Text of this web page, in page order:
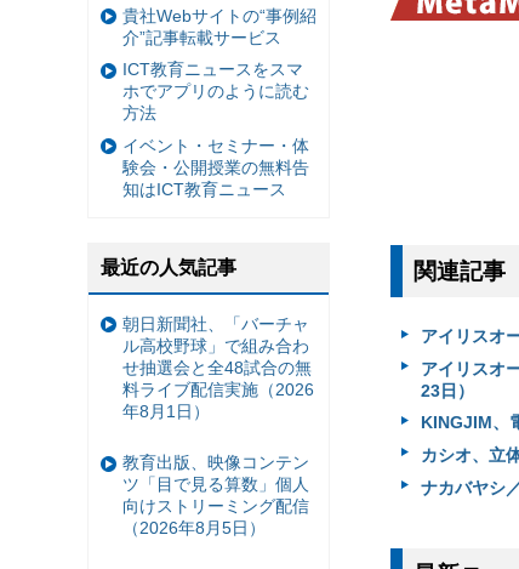
関連記事
アイリスオ
アイリスオ
23日）
KINGJIM、
カシオ、立
ナカバヤシ
貴社Webサイトの“事例紹
介”記事転載サービス
ICT教育ニュースをスマ
ホでアプリのように読む
方法
イベント・セミナー・体
験会・公開授業の無料告
知はICT教育ニュース
最近の人気記事
朝日新聞社、「バーチャ
ル高校野球」で組み合わ
せ抽選会と全48試合の無
料ライブ配信実施（2026
年8月1日）
教育出版、映像コンテン
ツ「目で見る算数」個人
向けストリーミング配信
（2026年8月5日）